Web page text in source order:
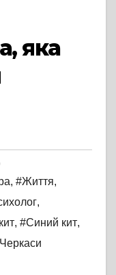
яка
, #Життя,
,
, #Синий кит,